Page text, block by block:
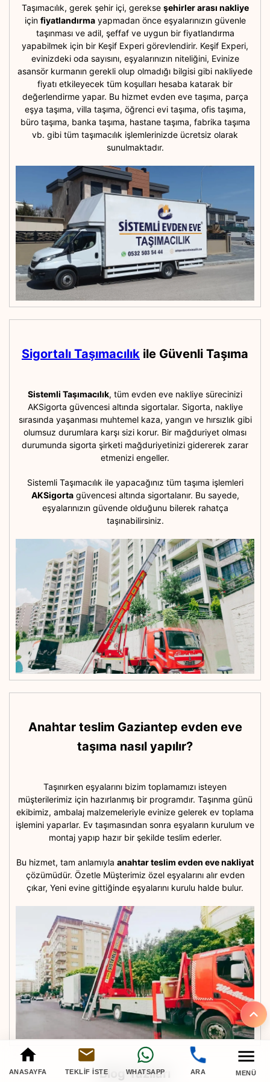
ANASAYFA TEKLIF İSTE WHATSAPP ARA MENÜ
Taşımacılık, gerek şehir içi, gerekse şehirler arası nakliye
için fiyatlandırmayapmadan önce eşyalarınızın güvenle
taşınması ve adil, şeffaf ve uygun bir fiyatlandırma
yapabilmek için bir Keşif Experi görevlendirir. Keşif Experi,
evinizdeki oda sayısını, eşyalarınızın niteliğini, Evinize
asansör kurmanın gerekli olup olmadığı bilgisi gibi nakliyede
fiyatı etkileyecek tüm koşulları hesaba katarak bir
değerlendirme yapar. Bu hizmet evden eve taşıma, parça
eşya taşıma, villa taşıma, öğrenci evi taşıma, ofis taşıma,
büro taşıma, banka taşıma, hastane taşıma, fabrika taşıma
vb. gibi tüm taşımacılık işlemlerinizde ücretsiz olarak
sunulmaktadır.
Sigortalı Taşımacılık ile Güvenli Taşıma
Sistemli Taşımacılık, tüm evden eve nakliye sürecinizi
AKSigorta güvencesi altında sigortalar. Sigorta, nakliye
sırasında yaşanması muhtemel kaza, yangın ve hırsızlık gibi
olumsuz durumlara karşı sizi korur. Bir mağduriyet olması
durumunda sigorta şirketi mağduriyetinizi gidererek zarar
etmenizi engeller.
Sistemli Taşımacılık ile yapacağınız tüm taşıma işlemleri
AKSigortagüvencesi altında sigortalanır. Bu sayede,
eşyalarınızın güvende olduğunu bilerek rahatça
taşınabilirsiniz.
Anahtar teslim Gaziantep evden eve
taşıma nasıl yapılır?
Taşınırken eşyalarını bizim toplamamızı isteyen
müşterilerimiz için hazırlanmış bir programdır. Taşınma günü
ekibimiz, ambalaj malzemeleriyle evinize gelerek ev toplama
işlemini yaparlar. Ev taşımasından sonra eşyaların kurulum ve
montaj yapıp hazır bir şekilde teslim ederler.
Bu hizmet, tam anlamıyla anahtar teslim evden eve nakliyat
çözümüdür. Özetle Müşterimiz özel eşyalarını alır evden
çıkar, Yeni evine gittiğinde eşyalarını kurulu halde bulur.
Blog Yazıları